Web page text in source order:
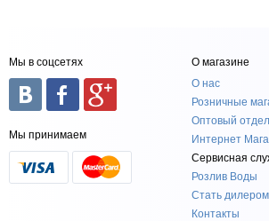
Мы в соцсетях
Мы принимаем
О магазине
О нас
Розничные
Оптовый отдел
Интернет
Сервисная
Розлив Воды
Стать дилером
Контакты